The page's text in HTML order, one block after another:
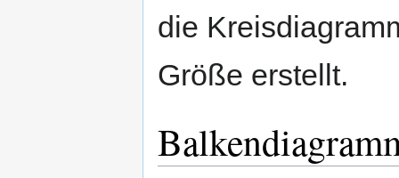
die
Größe erstellt.